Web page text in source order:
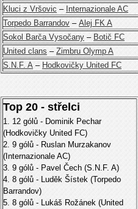
Kluci z Vršovic – Internazionale AC
Torpedo Barrandov – Alej FK A
Sokol Barča Vysočany – Botič FC
United clans – Zimbru Olymp A
S.N.F. A – Hodkovičky United FC
Top 20 - střelci
1. 12 gólů - Dominik Pechar
(Hodkovičky United FC)
2. 9 gólů - Ruslan Murzakanov
(Internazionale AC)
3. 9 gólů - Pavel Čech (S.N.F. A)
4. 8 gólů - Luděk Šístek (Torpedo
Barrandov)
5. 8 gólů - Lukáš Rožánek (United